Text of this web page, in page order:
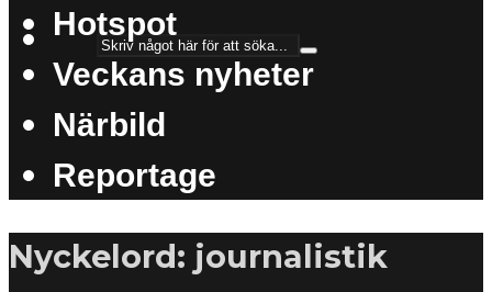
Hotspot
Veckans nyheter
Närbild
Reportage
Nyckelord: journalistik